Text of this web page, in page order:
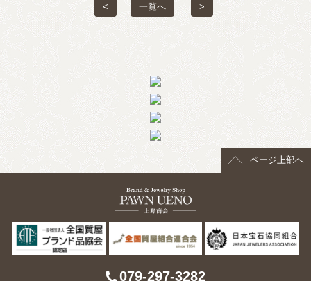
< 一覧へ >
ページ上部へ
079-297-3282
> アクセス
> よくあるご質問
> ホーム
> 古物営業法に基づく表示
> プライバシーポリシー
> お問い合わせ